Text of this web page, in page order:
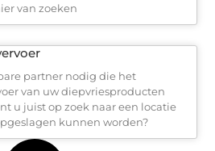
van zoeken
partner nodig die het
van uw diepvriesproducten
u juist op zoek naar een locatie
kunnen worden?